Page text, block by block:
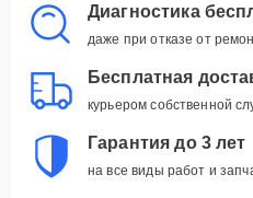
Диагностика
даже при отказе от
Бесплатная
курьером собственной
Гарантия до 3 лет
на все виды работ и